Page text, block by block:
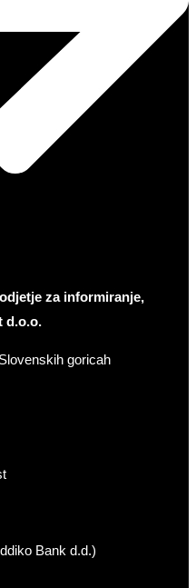
za informiranje,
d.o.o.
goricah
Bank d.d.)